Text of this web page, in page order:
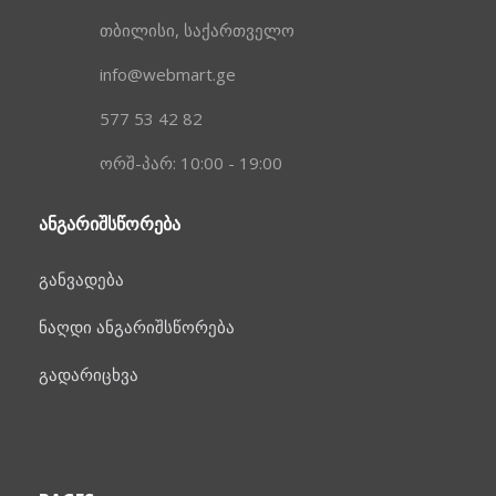
თბილისი, საქართველო
info@webmart.ge
577 53 42 82
ორშ-პარ: 10:00 - 19:00
ᲐᲜᲒᲐᲠᲘᲨᲡᲬᲝᲠᲔᲑᲐ
განვადება
ნაღდი ანგარიშსწორება
გადარიცხვა